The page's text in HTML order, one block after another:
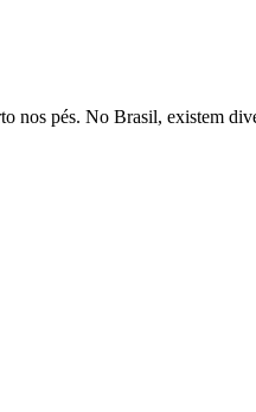
nos pés. No Brasil, existem